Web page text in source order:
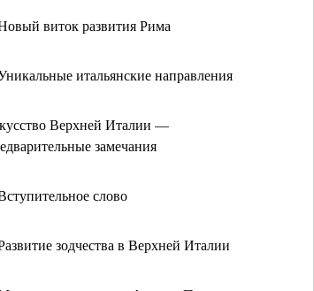
виток развития Рима
итальянские направления
Верхней Италии —
замечания
слово
зодчества в Верхней Италии